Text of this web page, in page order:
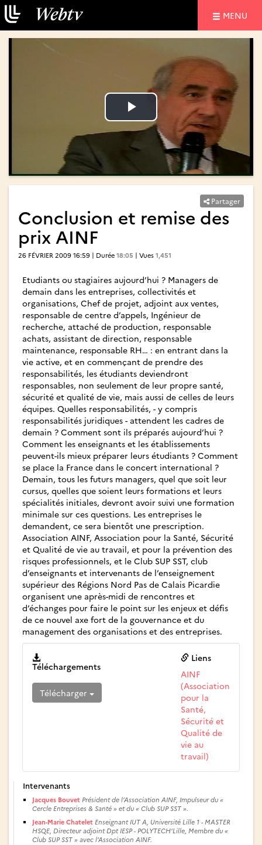
MENU
Lire
la
vidéo
Lire
la
vidéo
Partager
Conclusion et remise des
prix AINF
26 FÉVRIER 2009 16:59 | Durée 18:05 | Vues 1,451
Etudiants ou stagiaires aujourd’hui ? Managers de
demain dans les entreprises, collectivités et
organisations, Chef de projet, adjoint aux ventes,
responsable de centre d’appels, Ingénieur de
recherche, attaché de production, responsable
achats, assistant de direction, responsable
maintenance, responsable RH… : en entrant dans la
vie active, et en commençant de prendre des
responsabilités, les étudiants deviendront
responsables, non seulement de leur propre santé,
sécurité et qualité de vie, mais aussi de celles de leurs
équipes. Quelles responsabilités, - y compris
responsabilités juridiques - attendent les cadres de
demain ? Comment sont ils préparés aujourd’hui ?
Comment les enseignants et les établissements
peuvent-ils mieux préparer leurs étudiants ? Comment
se place la France dans le concert international ?
Demain, tous les futurs managers, quel que soit leur
cursus, quelles que soient leurs formations et leurs
spécialités initiales, devront avoir suivi une formation
minimale sur ces questions. Les entreprises le
demandent, ce sera bientôt une prescription.
Association AINF, Association pour la Santé, Sécurité
et Qualité de vie au travail, et pour la prévention des
risques professionnels, et le Club SUP SST, club
d’enseignants et intervenants de l’enseignement
supérieur des Régions Nord Pas de Calais Picardie
organisent une après-midi de rencontres et
d’échanges pour faire le point sur les enjeux et défis
de ce nouvel axe fort de la gouvernance et du
management des organisations et des entreprises.
Téléchargements
Télécharger
Liens
AINF
(Association
pour la
Santé,
Sécurité et
Qualité de
vie au
travail)
Intervenants
Jacques Bouvet Président de l’Association AINF, Impulseur du «
Cercle Entreprises & Santé » et du « Club SUP SST ».
Jean-Marie Chatelet Enseignant IUT A, Université Lille 1 - MASTER
HSQE, Directeur adjoint Dpt IESP - POLYTECH’Lille, Membre du «
Club SUP SST » avec l’Association AINF.